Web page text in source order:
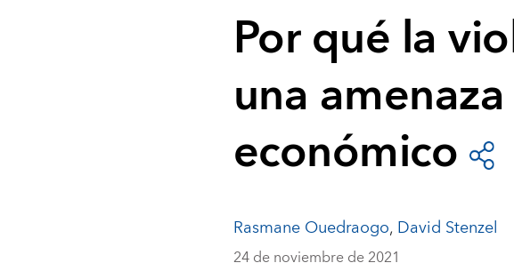
Por qué la
una
económico
Rasmane Ouedraogo,David Stenzel
24 de noviembre de 2021